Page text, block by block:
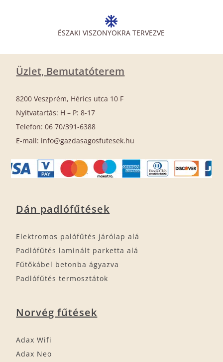
ÉSZAKI VISZONYOKRA TERVEZVE
Üzlet, Bemutatóterem
8200 Veszprém, Hérics utca 10 F
Nyitvatartás: H – P: 8-17
Telefon: 06 70/391-6388
E-mail: info@gazdasagosfutesek.hu
Dán padlófűtések
Elektromos palófűtés járólap alá
Padlófűtés laminált parketta alá
Fűtőkábel betonba ágyazva
Padlófűtés termosztátok
Norvég fűtések
Adax Wifi
Adax Neo